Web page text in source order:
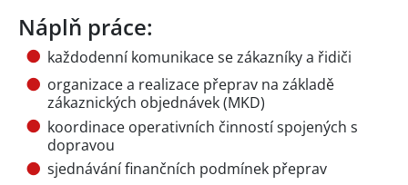
Náplň práce:
každodenní komunikace se zákazníky a řidiči
organizace a realizace přeprav na základě
zákaznických objednávek (MKD)
koordinace operativních činností spojených s
dopravou
sjednávání finančních podmínek přeprav